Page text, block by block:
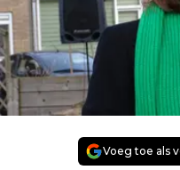
Voeg toe als